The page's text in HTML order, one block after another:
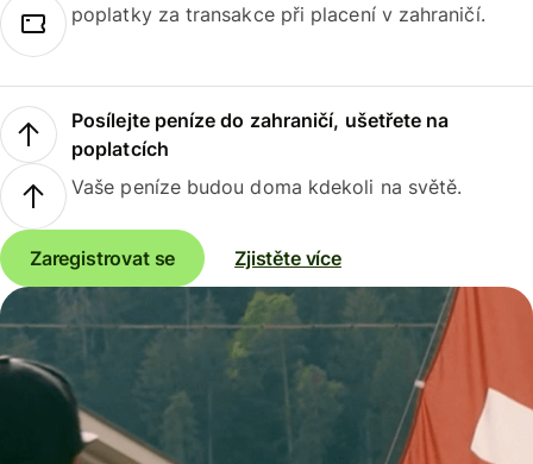
poplatky za transakce při placení v zahraničí.
Posílejte peníze do zahraničí, ušetřete na
poplatcích
Vaše peníze budou doma kdekoli na světě.
Zaregistrovat se Zjistěte více